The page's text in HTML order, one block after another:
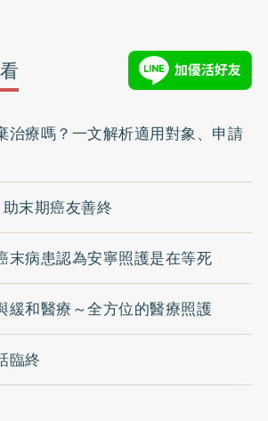
治療嗎？一文解析適用對象、申請
末期癌友善終
末病患認為安寧照護是在等死
緩和醫療～全方位的醫療照護
臨終